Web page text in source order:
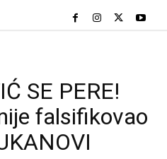
SE PERE!
falsifikovao